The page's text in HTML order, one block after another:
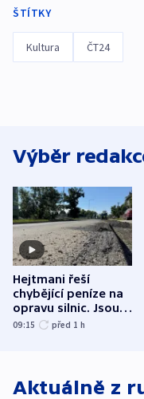
ŠTÍTKY
Kultura ČT24
Výběr
Hejtmani řeší
chybějící peníze na
opravu silnic. Jsou
nenárokové, namítá
09:15 před 1 h
Aktuálně z